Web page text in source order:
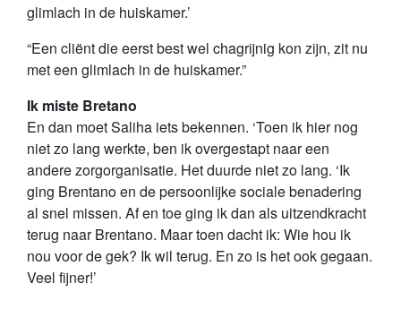
glimlach in de huiskamer.’
“Een cliënt die eerst best wel chagrijnig kon zijn, zit nu
met een glimlach in de huiskamer.”
Ik miste Bretano
En dan moet Saliha iets bekennen. ‘Toen ik hier nog
niet zo lang werkte, ben ik overgestapt naar een
andere zorgorganisatie. Het duurde niet zo lang. ‘Ik
ging Brentano en de persoonlijke sociale benadering
al snel missen. Af en toe ging ik dan als uitzendkracht
terug naar Brentano. Maar toen dacht ik: Wie hou ik
nou voor de gek? Ik wil terug. En zo is het ook gegaan.
Veel fijner!’